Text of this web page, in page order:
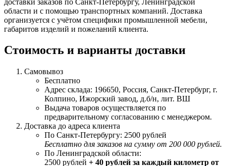
области и с помощью транспортных компаний. Доставка
организуется с учётом специфики промышленной мебели,
габаритов изделий и пожеланий клиента.
Стоимость и варианты доставки
Самовывоз
Бесплатно
Адрес склада: 196650, Россия, Санкт-Петербург, г.
Колпино, Ижорский завод, д.б/н, лит. ВШ
Выдача товаров осуществляется по
предварительному согласованию с менеджером.
Доставка до адреса клиента
По Санкт-Петербургу: 2500 рублей
Бесплатно для заказов на сумму от 200 000 рублей.
По Ленинградской области:
2500 рублей + 40 рублей за каждый километр от